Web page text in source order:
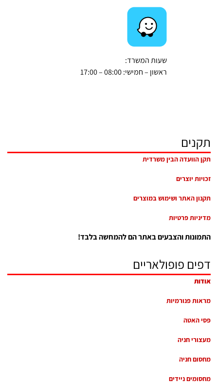
שעות המשרד:
ראשון – חמישי: 08:00 – 17:00
תקנים
תקן הוועדה הבין משרדית
זכויות יוצרים
תקנון האתר ושימוש במוצרים
מדיניות פרטיות
התמונות והצבעים באתר הם להמחשה בלבד!
דפים פופולאריים
אודות
מראות פנורמיות
פסי האטה
מעצורי חניה
מחסום חניה
מחסומים ניידים